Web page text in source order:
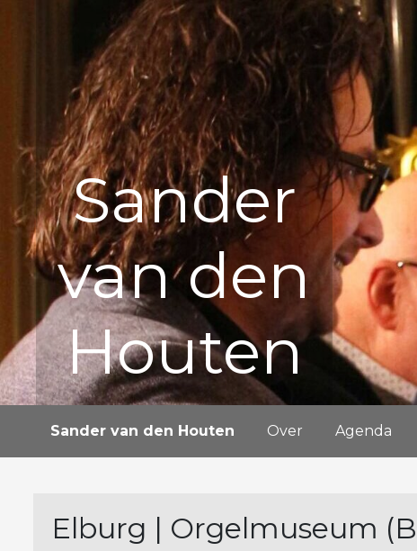
Sander
van den
Houten
Sander van den Houten Over Agenda
Elburg | Orgelmuseum